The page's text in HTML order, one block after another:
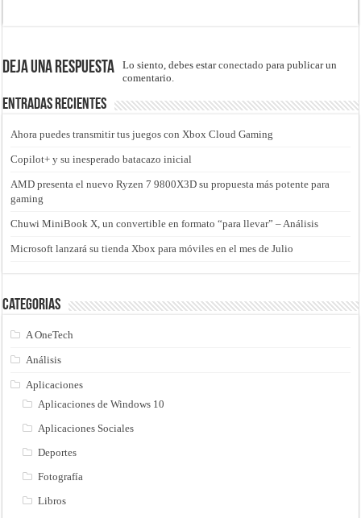
Deja una respuesta Lo siento, debes estarconectado para publicar un
comentario.
Entradas recientes
Ahora puedes transmitir tus juegos con Xbox Cloud Gaming
Copilot+ y su inesperado batacazo inicial
AMD presenta el nuevo Ryzen 7 9800X3D su propuesta más potente para
gaming
Chuwi MiniBook X, un convertible en formato “para llevar” – Análisis
Microsoft lanzará su tienda Xbox para móviles en el mes de Julio
Categorias
A OneTech
Análisis
Aplicaciones
Aplicaciones de Windows 10
Aplicaciones Sociales
Deportes
Fotografía
Libros